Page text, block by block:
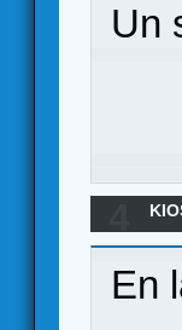
Un
En